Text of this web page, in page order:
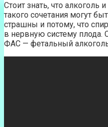
Стоит знать, что алкоголь
такого сочетания могут
страшны и потому, что
в нервную систему плода.
ФАС — фетальный